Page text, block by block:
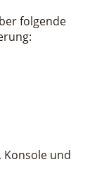
folgende
Konsole und